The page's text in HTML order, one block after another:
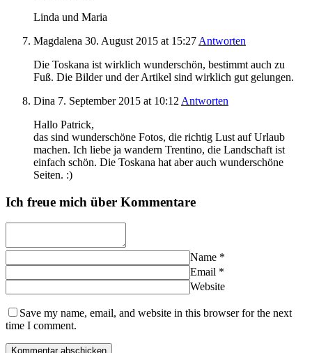
Linda und Maria
Magdalena 30. August 2015 at 15:27 Antworten
Die Toskana ist wirklich wunderschön, bestimmt auch zu
Fuß. Die Bilder und der Artikel sind wirklich gut gelungen.
Dina 7. September 2015 at 10:12 Antworten
Hallo Patrick,
das sind wunderschöne Fotos, die richtig Lust auf Urlaub
machen. Ich liebe ja wandern Trentino, die Landschaft ist
einfach schön. Die Toskana hat aber auch wunderschöne
Seiten. :)
Ich freue mich über Kommentare
Name *
Email *
Website
Save my name, email, and website in this browser for the next
time I comment.